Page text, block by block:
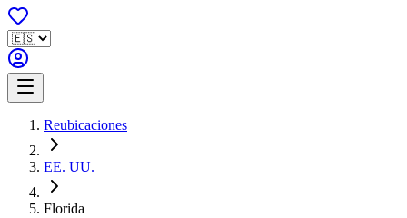
Reubicaciones
EE. UU.
Florida